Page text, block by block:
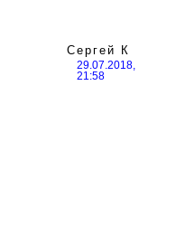
Сергей К
29.07.2018,
21:58